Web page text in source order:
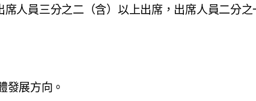
人員三分之二（含）以上出席，出席人員二分之
發展方向。